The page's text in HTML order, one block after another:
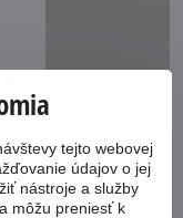
tejto webovej
údajov o jej
nástroje a služby
môžu preniesť k